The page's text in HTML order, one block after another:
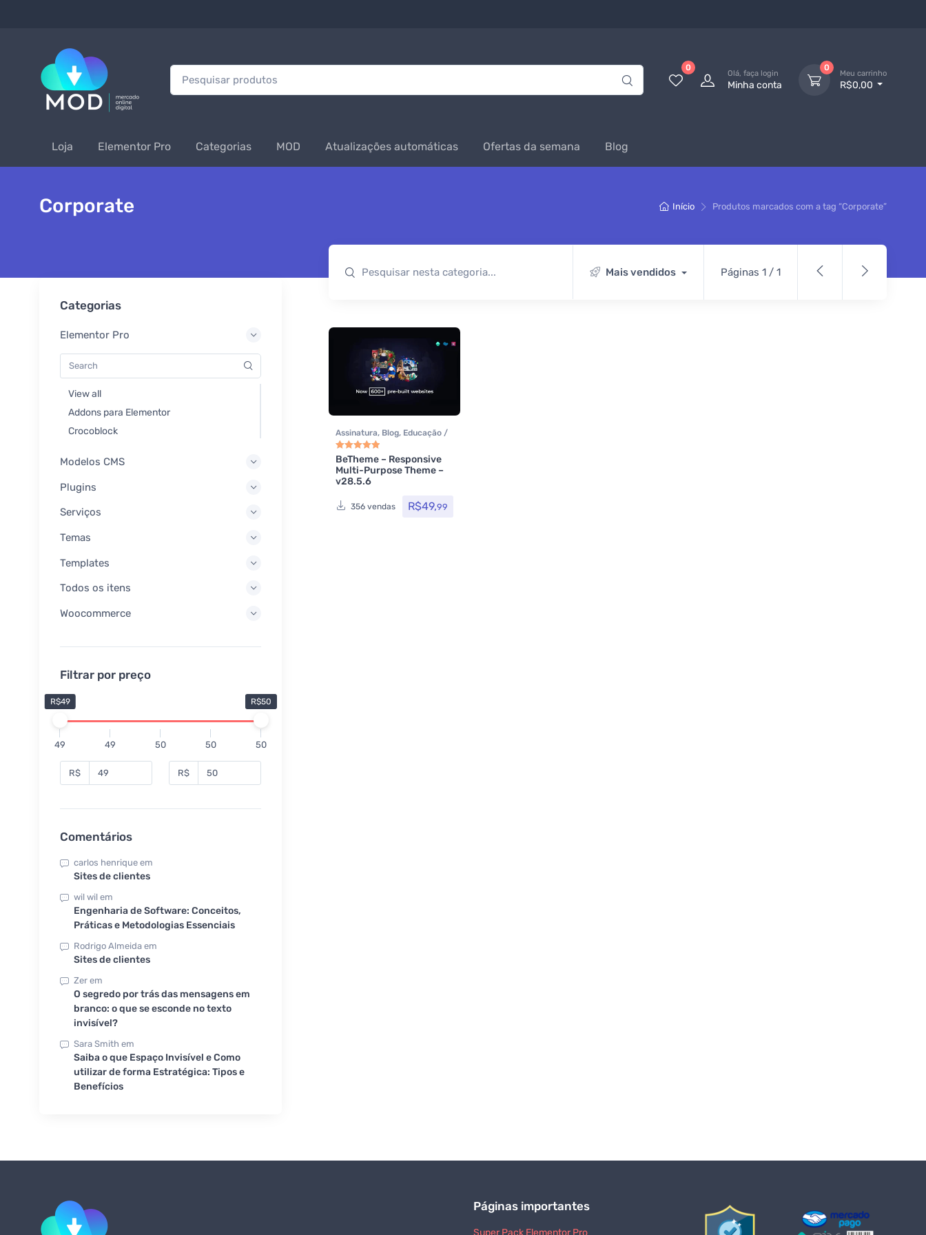
Procurar: 0
Olá, faça login
Minha conta
0
Meu carrinho
R$0,00
Loja Elementor Pro Categorias MOD Atualizações automáticas Ofertas da semana Blog
Início Produtos marcados com a tag “Corporate”
Corporate
Mais vendidos Páginas 1 / 1
Assinatura, Blog, Educação /
E-learning,
Virtual, MarketPlace,
Multiuso, Portfolio, Reservas
e Aluguel
Temas, Themeforest, Todos
Avaliação5.00 de 5
BeTheme – Responsive
Multi-Purpose Theme –
v28.5.6
356 vendas R$49,99
Categorias
Elementor Pro
View all
Addons para Elementor
Crocoblock
Modelos CMS
Plugins
Serviços
Temas
Templates
Todos os itens
Woocommerce
Filtrar por preço
R$49 R$50
49 49 50 50 50
R$ R$
Comentários
carlos henrique em
Sites de clientes
wil wil em
Engenharia de Software: Conceitos,
Práticas e Metodologias Essenciais
Rodrigo Almeida em
Sites de clientes
Zer em
O segredo por trás das mensagens em
branco: o que se esconde no texto
invisível?
Sara Smith em
Saiba o que Espaço Invisível e Como
utilizar de forma Estratégica: Tipos e
Benefícios
Páginas importantes
Super Pack Elementor Pro